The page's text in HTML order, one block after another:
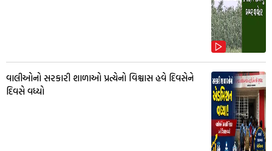
વાલીઓનો સરકારી શાળાઓ પ્રત્યેનો વિશ્વાસ હવે દિવસેને
દિવસે વધ્યો